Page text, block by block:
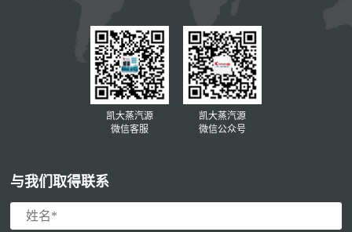
凯大蒸汽源
微信客服
凯大蒸汽源
微信公众号
与我们取得联系